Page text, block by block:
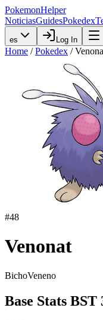
PokemonHelper
NoticiasGuidesPokedex
es Log In
Home / Pokedex /
#48
Venonat
BichoVeneno
Base Stats BST